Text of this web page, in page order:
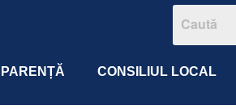
CONSILIUL LOCAL